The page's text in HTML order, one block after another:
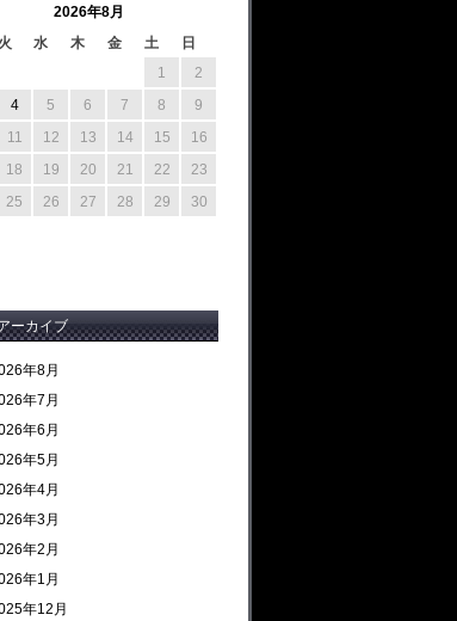
2026年8月
火 水 木 金 土
日
1
2
4 5 6 7 8
9
11 12 13 14 15
16
18 19 20 21 22
23
25 26 27 28 29
30
ーカイブ
年8月
年7月
年6月
年5月
年4月
年3月
年2月
年1月
年12月